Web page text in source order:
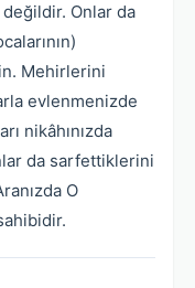
Onlar da
Mehirlerini
evlenmenizde
nikâhınızda
da sarfettiklerini
O